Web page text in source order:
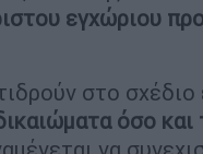
εγχώριου
στο σχέδιο
όσο